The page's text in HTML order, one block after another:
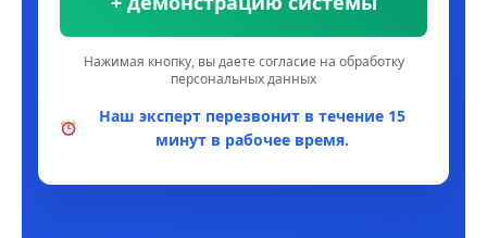
Нажимая кнопку, вы даете согласие на обработку
персональных данных
Наш эксперт перезвонит в течение 15
минут в рабочее время.